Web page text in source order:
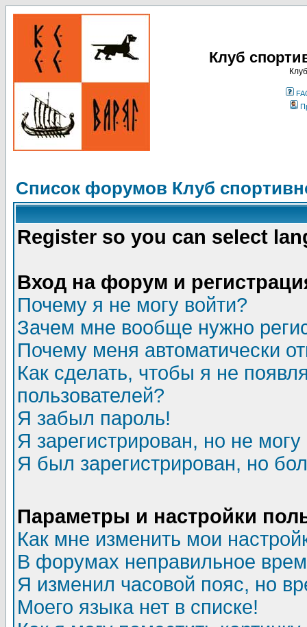
Клуб
Список форумов Клуб
Register so you can select
Вход на форум и
Почему я не могу войти?
Зачем мне вообще нужно
Почему меня автоматически
Как сделать, чтобы я не
пользователей?
Я забыл пароль!
Я зарегистрирован, но не могу
Я был зарегистрирован, но
Параметры и настройки
Как мне изменить мои
В форумах неправильное
Я изменил часовой пояс, но
Моего языка нет в списке!